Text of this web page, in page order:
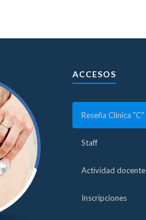
ACCESOS
Reseña Clínica "C"
Staff
Actividad docente
Inscripciones